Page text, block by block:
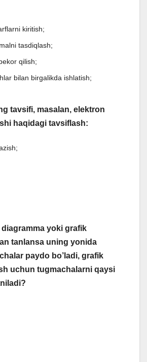
kiritish;
tasdiqlash;
qilish;
bilan birgalikda ishlatish;
tavsifi, masalan, elektron
haqidagi tavsiflash:
yoki grafik
tanlansa uning yonida
paydo bo’ladi, grafik
uchun tugmachalarni qaysi